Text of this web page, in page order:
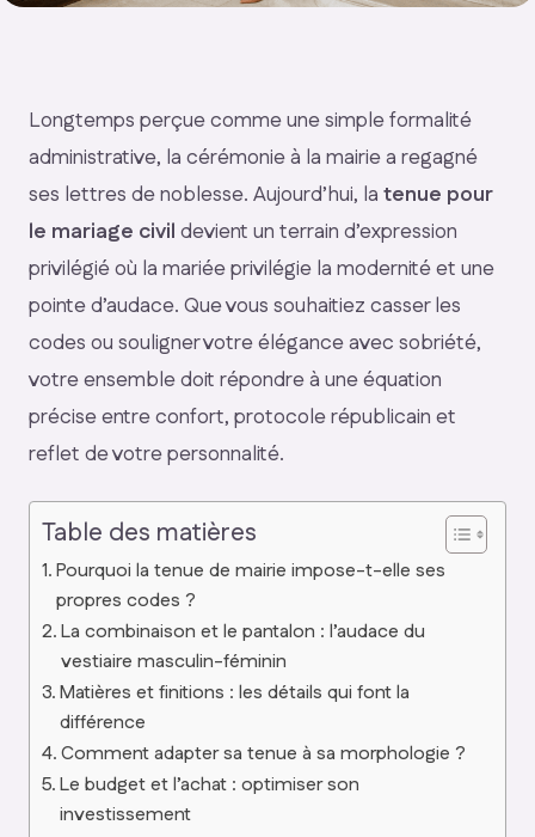
Longtemps perçue comme une simple formalité
administrative, la cérémonie à la mairie a regagné
ses lettres de noblesse. Aujourd’hui, la tenue pour
le mariage civil devient un terrain d’expression
privilégié où la mariée privilégie la modernité et une
pointe d’audace. Que vous souhaitiez casser les
codes ou souligner votre élégance avec sobriété,
votre ensemble doit répondre à une équation
précise entre confort, protocole républicain et
reflet de votre personnalité.
Table des matières
Pourquoi la tenue de mairie impose-t-elle ses
propres codes ?
La combinaison et le pantalon : l’audace du
vestiaire masculin-féminin
Matières et finitions : les détails qui font la
différence
Comment adapter sa tenue à sa morphologie ?
Le budget et l’achat : optimiser son
investissement